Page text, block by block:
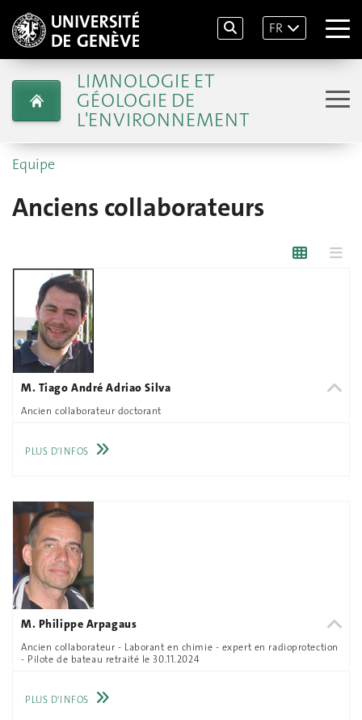
FR
LIMNOLOGIE ET
GÉOLOGIE DE
L'ENVIRONNEMENT
Equipe
Anciens collaborateurs
M. Tiago André Adriao Silva
Ancien collaborateur doctorant
PLUS D'INFOS
M. Philippe Arpagaus
Ancien collaborateur - Laborant en chimie - expert en radioprotection
- Pilote de bateau retraité le 30.11.2024
PLUS D'INFOS